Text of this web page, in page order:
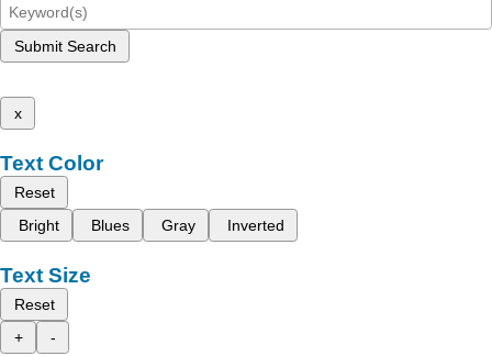
Submit Search
x
Text Color
Reset
Bright
Blues Gray Inverted
Text Size
Reset
+
-